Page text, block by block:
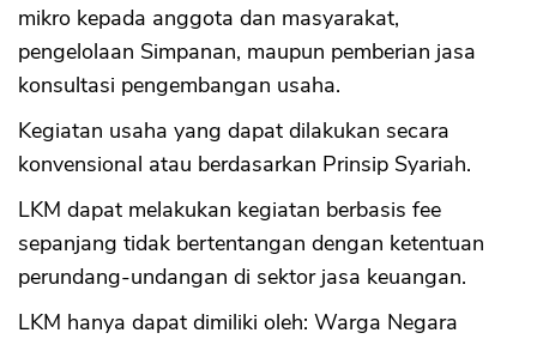
mikro kepada anggota dan masyarakat,
pengelolaan Simpanan, maupun pemberian jasa
konsultasi pengembangan usaha.
Kegiatan usaha yang dapat dilakukan secara
konvensional atau berdasarkan Prinsip Syariah.
LKM dapat melakukan kegiatan berbasis fee
sepanjang tidak bertentangan dengan ketentuan
perundang-undangan di sektor jasa keuangan.
LKM hanya dapat dimiliki oleh: Warga Negara